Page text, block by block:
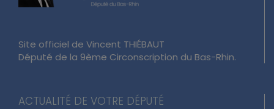
Site officiel de Vincent THIÉBAUT
Député de la 9ème Circonscription du Bas-Rhin.
ACTUALITÉ DE VOTRE DÉPUTÉ